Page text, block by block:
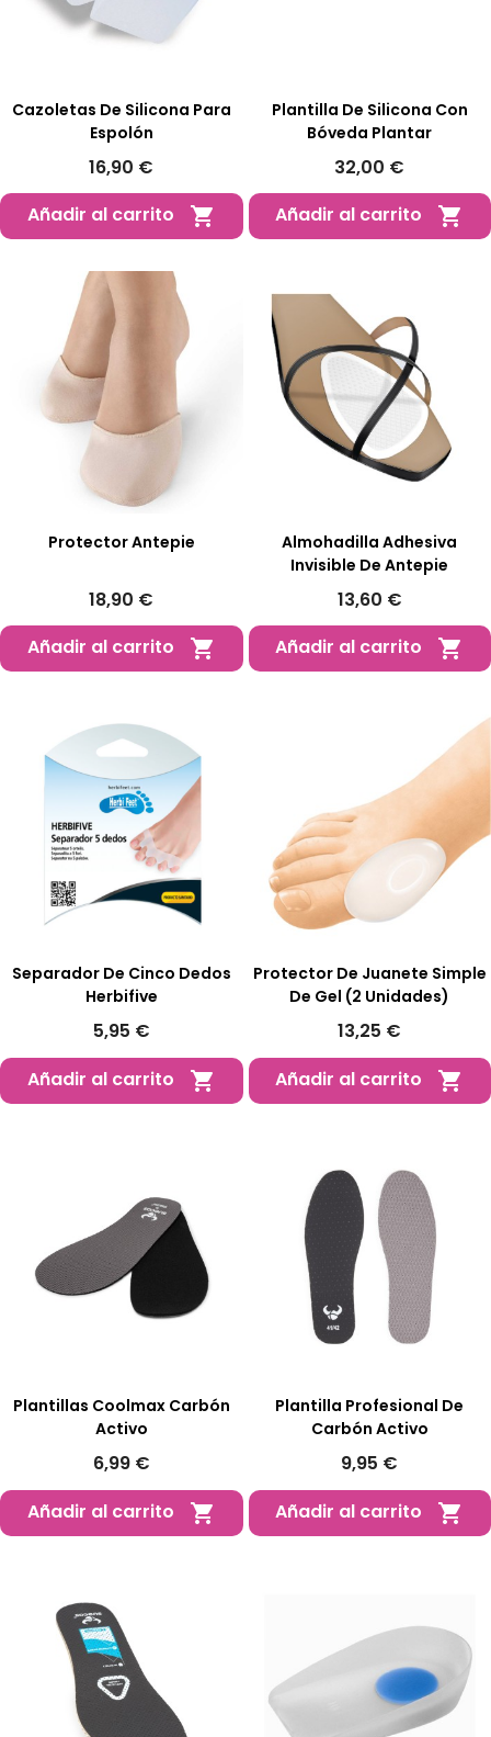
Cazoletas De Silicona Para
Espolón
16,90 €
Añadir al carrito

Plantilla De Silicona Con
Bóveda Plantar
32,00 €
Añadir al carrito

Protector Antepie
18,90 €
Añadir al carrito

Almohadilla Adhesiva
Invisible De Antepie
13,60 €
Añadir al carrito

Separador De Cinco Dedos
Herbifive
5,95 €
Añadir al carrito

Protector De Juanete Simple
De Gel (2 Unidades)
13,25 €
Añadir al carrito

Plantillas Coolmax Carbón
Activo
6,99 €
Añadir al carrito

Plantilla Profesional De
Carbón Activo
9,95 €
Añadir al carrito
